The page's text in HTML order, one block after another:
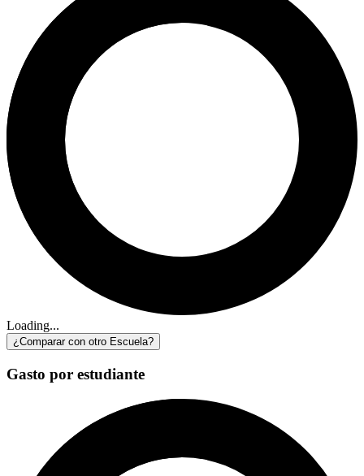
Loading...
¿Comparar con otro Escuela?
Gasto por estudiante